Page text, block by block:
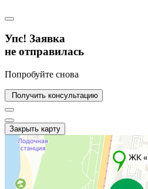
Упс! Заявка
не отправилась
Попробуйте снова
Получить консультацию
Закрыть карту